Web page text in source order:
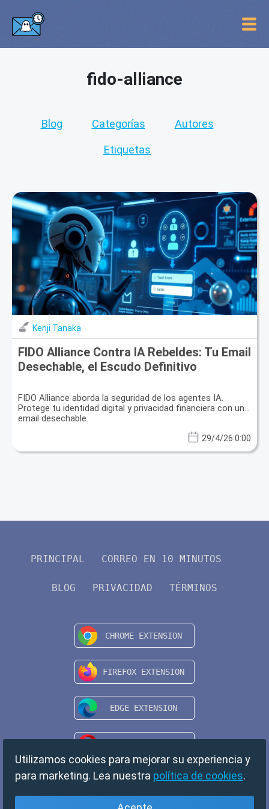
fido-alliance
Blog Categorías Autores
Etiquetas
Kenji Tanaka
FIDO Alliance Contra IA Rebeldes: Tu Email
Desechable, el Escudo Definitivo
FIDO Alliance aborda la seguridad de los agentes IA.
Protege tu identidad digital y privacidad financiera con un
email desechable.
29/4/26 0:00
PRINCIPAL CORREO EN 10 MINUTOS
BLOG PRIVACIDAD TÉRMINOS
Utilizamos cookies para mejorar su experiencia y
para marketing. Lea nuestra política de cookies.